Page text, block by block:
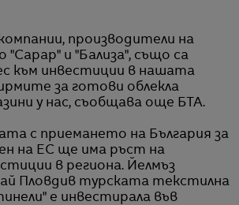
производители на
"Сарар" и "Бализа", също са
към инвестиции в нашата
за готови облекла
у нас, съобщава още БТА.
с приемането на България за
на ЕС ще има ръст на
в региона. Йелмъз
Пловдив турската текстилна
е инвестирала във